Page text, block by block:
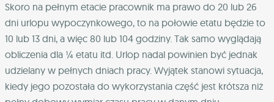
Skoro na pełnym etacie pracownik ma prawo do 20 lub 26
dni urlopu wypoczynkowego, to na połowie etatu będzie to
10 lub 13 dni, a więc 80 lub 104 godziny. Tak samo wyglądają
obliczenia dla ¼ etatu itd. Urlop nadal powinien być jednak
udzielany w pełnych dniach pracy. Wyjątek stanowi sytuacja,
kiedy jego pozostała do wykorzystania część jest krótsza niż